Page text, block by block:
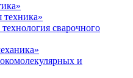
техника»
сварочного
и